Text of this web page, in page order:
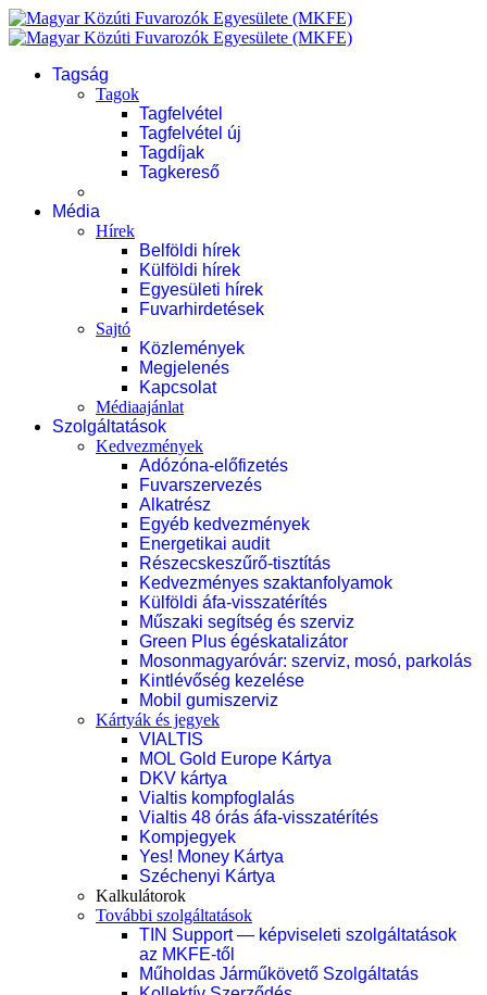
Tagság
Tagok
Tagfelvétel
Tagfelvétel új
Tagdíjak
Tagkereső
Média
Hírek
Belföldi hírek
Külföldi hírek
Egyesületi hírek
Fuvarhirdetések
Sajtó
Közlemények
Megjelenés
Kapcsolat
Médiaajánlat
Szolgáltatások
Kedvezmények
Adózóna-előfizetés
Fuvarszervezés
Alkatrész
Egyéb kedvezmények
Energetikai audit
Részecskeszűrő-tisztítás
Kedvezményes szaktanfolyamok
Külföldi áfa-visszatérítés
Műszaki segítség és szerviz
Green Plus égéskatalizátor
Mosonmagyaróvár: szerviz, mosó, parkolás
Kintlévőség kezelése
Mobil gumiszerviz
Kártyák és jegyek
VIALTIS
MOL Gold Europe Kártya
DKV kártya
Vialtis kompfoglalás
Vialtis 48 órás áfa-visszatérítés
Kompjegyek
Yes! Money Kártya
Széchenyi Kártya
Kalkulátorok
További szolgáltatások
TIN Support — képviseleti szolgáltatások
az MKFE-től
Műholdas Járműkövető Szolgáltatás